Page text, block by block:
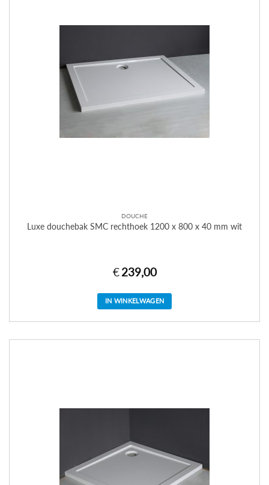
DOUCHE
Luxe douchebak SMC rechthoek 1200 x 800 x 40 mm wit
€ 239,00
IN WINKELWAGEN